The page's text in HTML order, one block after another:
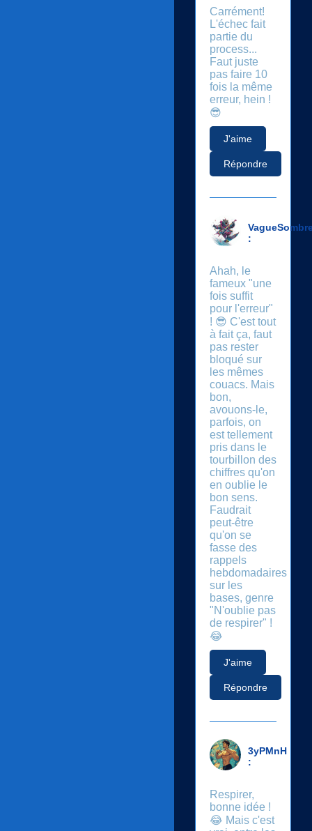
Carrément!
L'échec fait
partie du
process...
Faut juste
pas faire 10
fois la même
erreur, hein !
😎
J'aime
Répondre
:
Ahah, le
fameux "une
fois suffit
pour l'erreur"
! 😎 C'est tout
à fait ça, faut
pas rester
bloqué sur
les mêmes
couacs. Mais
bon,
avouons-le,
parfois, on
est tellement
pris dans le
tourbillon des
chiffres qu'on
en oublie le
bon sens.
Faudrait
peut-être
qu'on se
fasse des
rappels
hebdomadaires
sur les
bases, genre
"N'oublie pas
de respirer" !
😂
J'aime
Répondre
3yPMnH
:
Respirer,
bonne idée !
😂 Mais c'est